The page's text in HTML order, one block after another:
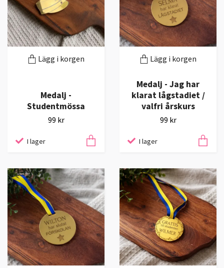
Lägg i korgen
Medalj -
Studentmössa
99 kr
I lager
Lägg i korgen
Medalj - Jag har
klarat lågstadiet /
valfri årskurs
99 kr
I lager